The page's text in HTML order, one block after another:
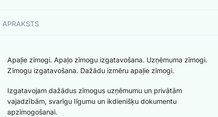
APRAKSTS
Apaļie zīmogi. Apaļo zīmogu izgatavošana. Uzņēmuma zīmogi.
Zīmogu izgatavošana. Dažādu izmēru apaļie zīmogi.
Izgatavojam dažādus zīmogus uzņēmumu un privātām
vajadzībām, svarīgu līgumu un ikdienišķu dokumentu
apzīmogošanai.